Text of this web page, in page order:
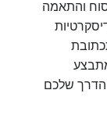
והתאמה
הדרך שלכם